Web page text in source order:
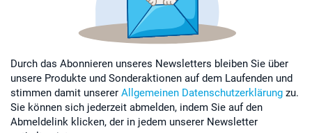
Durch das Abonnieren unseres Newsletters bleiben Sie über
unsere Produkte und Sonderaktionen auf dem Laufenden und
stimmen damit unserer Allgemeinen Datenschutzerklärung zu.
Sie können sich jederzeit abmelden, indem Sie auf den
Abmeldelink klicken, der in jedem unserer Newsletter